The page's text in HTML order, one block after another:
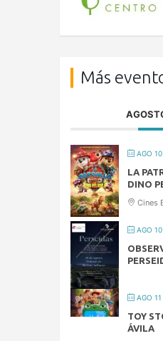
Más
AGO
LA
DINO
Cines
AGO
AGO
TOY
ÁVILA